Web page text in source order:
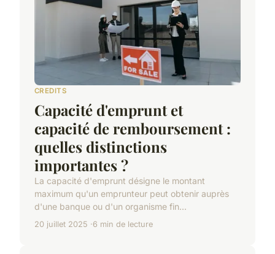
CREDITS
Capacité d'emprunt et
capacité de remboursement :
quelles distinctions
importantes ?
La capacité d'emprunt désigne le montant
maximum qu'un emprunteur peut obtenir auprès
d'une banque ou d'un organisme fin...
20 juillet 2025 6 min de lecture